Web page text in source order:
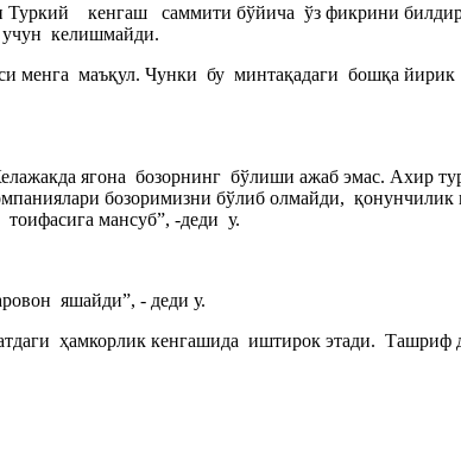
Туркий кенгаш саммити бўйича ўз фикрини
учун келишмайди.
менга маъқул. Чунки бу минтақадаги бошқа йирик
ягона бозорнинг бўлиши ажаб эмас. Ахир
бозоримизни бўлиб олмайди, қонунчилик
мансуб”, -деди у.
яшайди”, - деди у.
ҳамкорлик кенгашида иштирок этади. Ташриф